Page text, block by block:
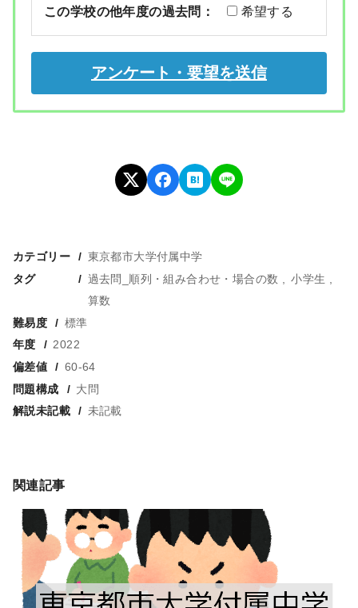
この学校の他年度の過去問： 希望する
カテゴリー
東京都市大学付属中学
タグ
過去問_順列・組み合わせ・場合の数
小学生
算数
難易度
標準
年度
2022
偏差値
60-64
問題構成
大問
解説未記載
未記載
関連記事